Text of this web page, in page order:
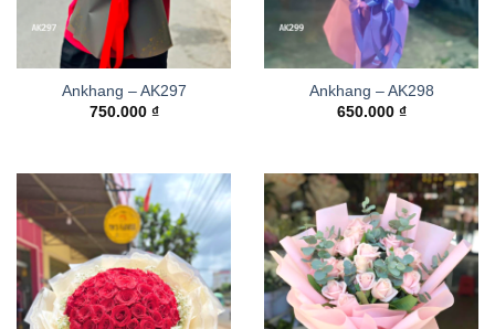
Ankhang – AK297
750.000 ₫
Ankhang – AK298
650.000 ₫